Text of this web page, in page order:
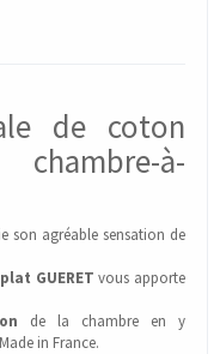
de coton
à-
son agréable sensation de
GUERET vous apporte
de la chambre en y
in France.